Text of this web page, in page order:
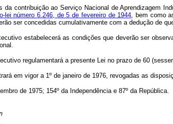
da contribuição ao Serviço Nacional de Aprendizagem
lei número 6.246, de 5 de fevereiro de 1944, bem como
ser concedidas cumulativamente com a dedução de
estabelecerá as condições que deverão ser
regulamentará a presente Lei no prazo de 60
em vigor a 1º de janeiro de 1976, revogadas as
de 1975; 154º da Independência e 87º da República.